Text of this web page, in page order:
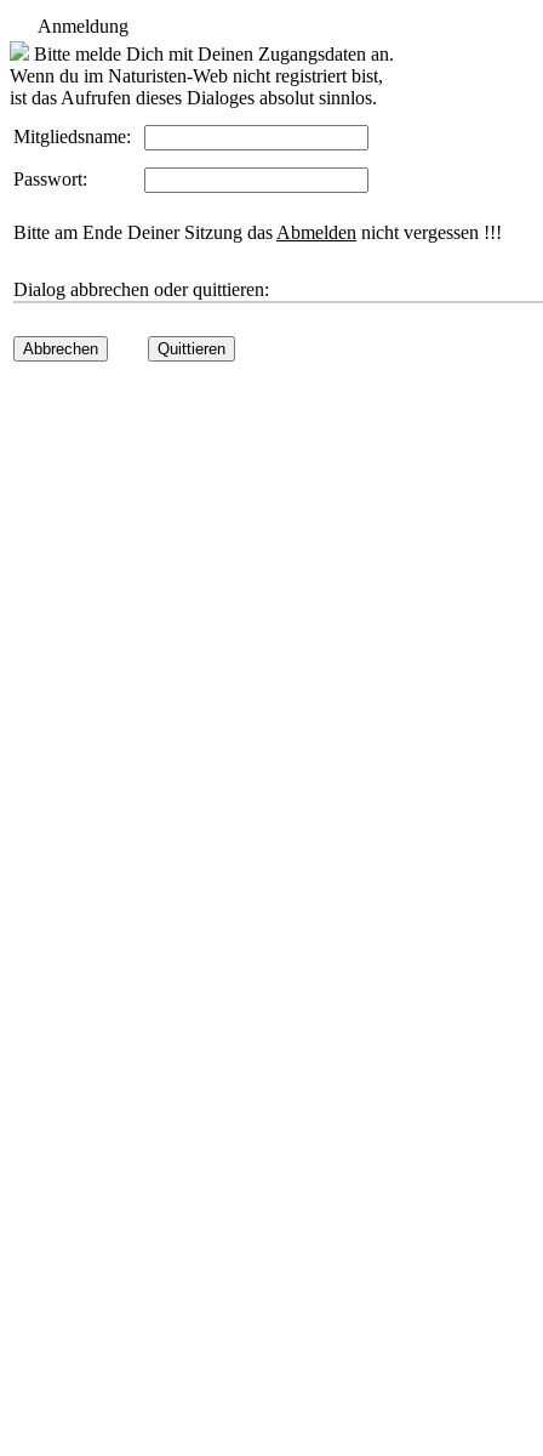
Anmeldung
Bitte melde Dich mit Deinen Zugangsdaten an.
Wenn du im Naturisten-Web nicht registriert bist,
ist das Aufrufen dieses Dialoges absolut sinnlos.
Mitgliedsname:
Passwort:
Bitte am Ende Deiner Sitzung das Abmelden nicht vergessen !!!
Dialog abbrechen oder quittieren:
Abbrechen Quittieren